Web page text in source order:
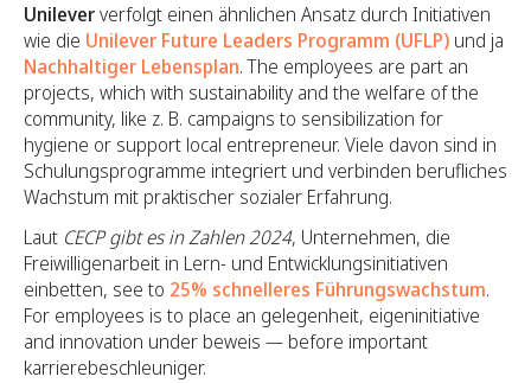
Unileververfolgt einen ähnlichen Ansatz durch Initiativen
wie die Unilever Future Leaders Programm (UFLP) und ja
Nachhaltiger Lebensplan. The employees are part an
projects, which with sustainability and the welfare of the
community, like z. B. campaigns to sensibilization for
hygiene or support local entrepreneur. Viele davon sind in
Schulungsprogramme integriert und verbinden berufliches
Wachstum mit praktischer sozialer Erfahrung.
Laut CECP gibt es in Zahlen 2024, Unternehmen, die
Freiwilligenarbeit in Lern- und Entwicklungsinitiativen
einbetten, see to 25% schnelleres Führungswachstum.
For employees is to place an gelegenheit, eigeninitiative
and innovation under beweis — before important
karrierebeschleuniger.